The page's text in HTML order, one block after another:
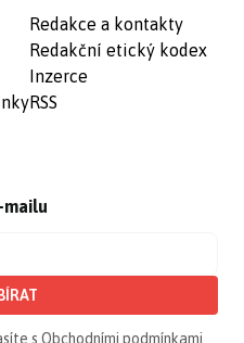
Redakce a kontakty
Redakční etický kodex
Inzerce
RSS
s Obchodními podmínkami